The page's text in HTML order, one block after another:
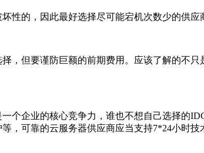
性的，因此最好选择尽可能宕机次数少的供
，但要谨防巨额的前期费用。应该了解的不
个企业的核心竞争力，谁也不想自己选择的
，可靠的云服务器供应商应当支持7*24小时技